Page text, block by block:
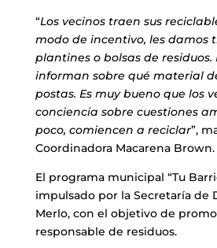
“Los vecinos traen sus
modo de incentivo, les damos
plantines o bolsas de residuos.
informan sobre qué material
postas. Es muy bueno que los
conciencia sobre cuestiones
poco, comiencen a reciclar”,
Coordinadora Macarena Brown.
El programa municipal “Tu
impulsado por la Secretaría de
Merlo, con el objetivo de
responsable de residuos.